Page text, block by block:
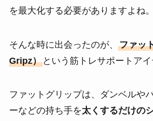
を最大化する必要がありますよね。
そんな時に出会ったのが、 ファッ
Gripz）という筋トレサポートアイ
ファットグリップは、ダンベルや
ーなどの持ち手を太くするだけの